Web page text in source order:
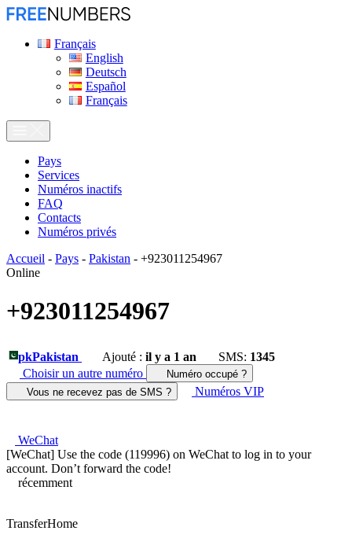
Français
English
Deutsch
Español
Français
Pays
Services
Numéros inactifs
FAQ
Contacts
Numéros privés
Accueil - Pays - Pakistan - +923011254967
Online
+923011254967
pkPakistan Ajouté : il y a 1 an SMS: 1345
Choisir un autre numéro
Numéro occupé ?
Vous ne recevez pas de SMS ?
Numéros VIP
WeChat
[WeChat] Use the code (119996) on WeChat to log in to your
account. Don’t forward the code!
récemment
TransferHome